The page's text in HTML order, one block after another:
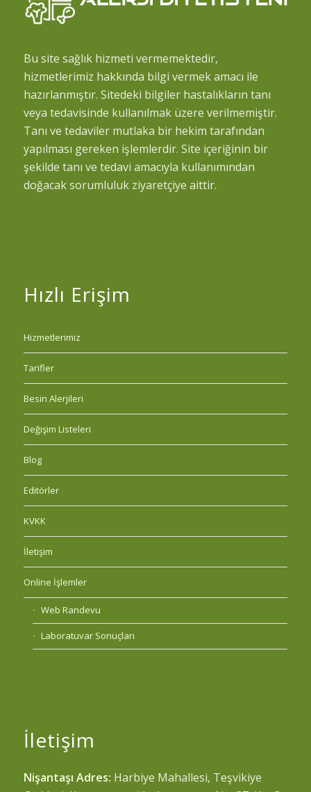
Bu site sağlık hizmeti vermemektedir,
hizmetlerimiz hakkında bilgi vermek amacı ile
hazırlanmıştır. Sitedeki bilgiler hastalıkların tanı
veya tedavisinde kullanılmak üzere verilmemiştir.
Tanı ve tedaviler mutlaka bir hekim tarafından
yapılması gereken işlemlerdir. Site içeriğinin bir
şekilde tanı ve tedavi amacıyla kullanımından
doğacak sorumluluk ziyaretçiye aittir.
Hızlı Erişim
Hizmetlerimiz
Tarifler
Besin Alerjileri
Değişim Listeleri
Blog
Editörler
KVKK
İletişim
Online İşlemler
Web Randevu
Laboratuvar Sonuçları
İletişim
Nişantaşı Adres: Harbiye Mahallesi, Teşvikiye